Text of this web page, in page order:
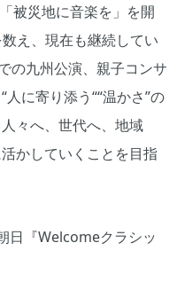
被災地に音楽を」を開
え、現在も継続してい
の九州公演、親子コンサ
に寄り添う““温かさ”の
々へ、世代へ、地域
かしていくことを目指
日『Welcomeクラシッ